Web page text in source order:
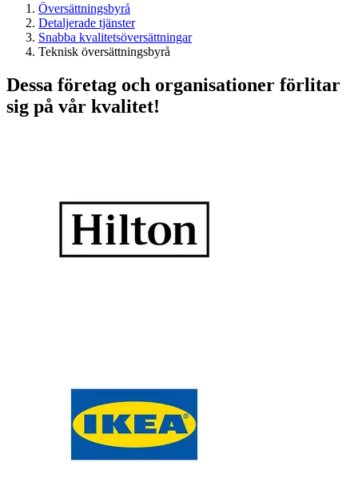
Översättningsbyrå
Detaljerade tjänster
Snabba kvalitetsöversättningar
Teknisk översättningsbyrå
Dessa företag och organisationer förlitar
sig på vår kvalitet!